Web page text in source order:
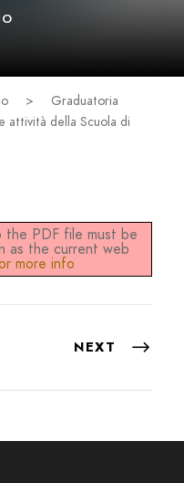
>
Graduatoria
attività della Scuola di
PDF file must be
as the current web
more info
NEXT